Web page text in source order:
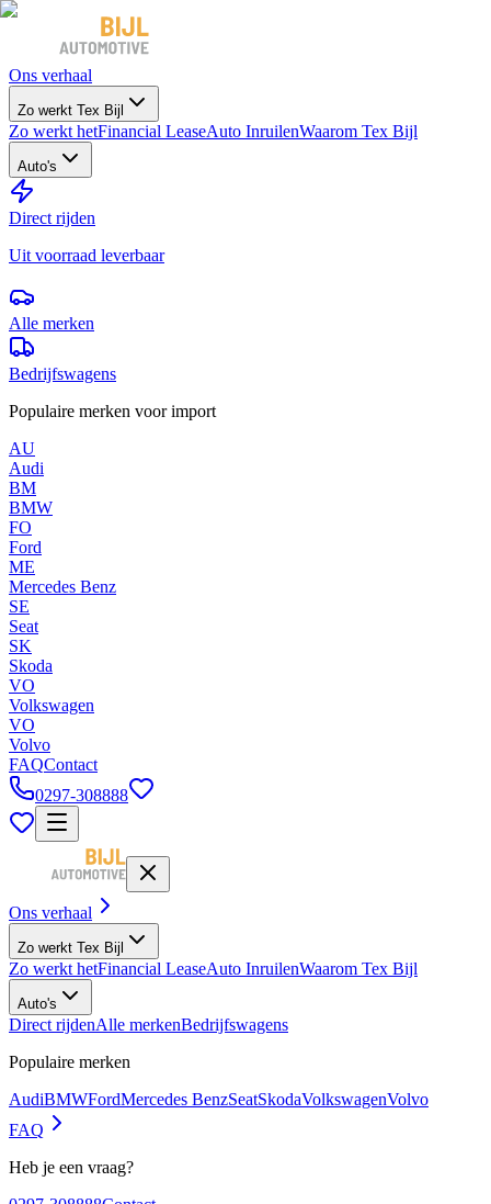
Ons verhaal
Zo werkt Tex Bijl
Zo werkt hetFinancial LeaseAuto InruilenWaarom Tex Bijl
Auto's
Direct rijden
Uit voorraad leverbaar
Alle merken
Bedrijfswagens
Populaire merken voor import
AU
Audi
BM
BMW
FO
Ford
ME
Mercedes Benz
SE
Seat
SK
Skoda
VO
Volkswagen
VO
Volvo
FAQContact
0297-308888
Ons verhaal
Zo werkt Tex Bijl
Zo werkt hetFinancial LeaseAuto InruilenWaarom Tex Bijl
Auto's
Direct rijdenAlle merkenBedrijfswagens
Populaire merken
AudiBMWFordMercedes BenzSeatSkodaVolkswagenVolvo
FAQ
Heb je een vraag?